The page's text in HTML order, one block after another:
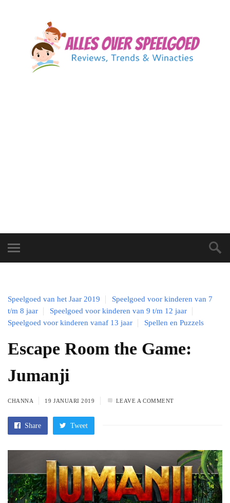
Speelgoed van het Jaar 2019
Speelgoed voor kinderen van 7
t/m 8 jaar
Speelgoed voor kinderen van 9 t/m 12 jaar
Speelgoed voor kinderen vanaf 13 jaar
Spellen en Puzzels
Escape Room the Game:
Jumanji
CHANNA 19 JANUARI 2019 LEAVE A COMMENT
Share Tweet